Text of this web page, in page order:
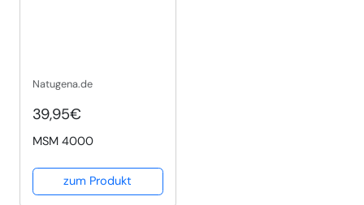
Natugena.de
39,95€
MSM 4000
zum Produkt